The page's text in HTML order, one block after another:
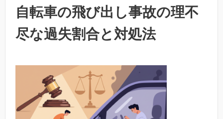
自転車の飛び出し事故の理不
尽な過失割合と対処法